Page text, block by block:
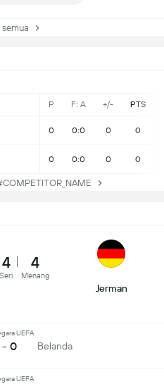
P F: A +/- PTS
0 0:0 0 0
0 0:0 0 0
4
Seri
4
Menang
Jerman
UEFA
- 0 Belanda
UEFA